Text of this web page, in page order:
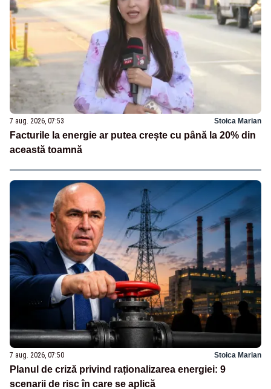
7 aug. 2026, 07:53 Stoica Marian
Facturile la energie ar putea crește cu până la 20% din
această toamnă
7 aug. 2026, 07:50 Stoica Marian
Planul de criză privind raționalizarea energiei: 9
scenarii de risc în care se aplică